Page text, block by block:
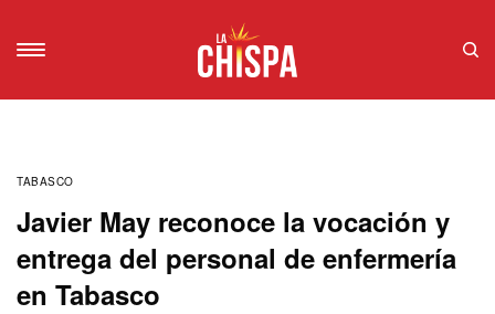
TABASCO
Javier May reconoce la vocación y
entrega del personal de enfermería
en Tabasco